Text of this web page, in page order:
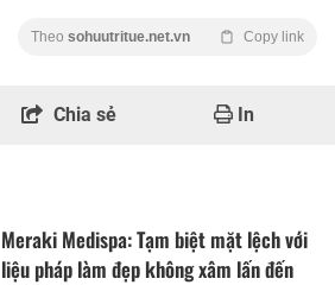
Theo sohuutritue.net.vn Copy link
Chia sẻ In
Meraki Medispa: Tạm biệt mặt lệch với
liệu pháp làm đẹp không xâm lấn đến